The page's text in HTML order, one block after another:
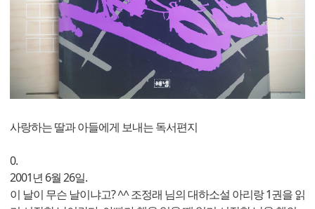
사랑하는 딸과 아들에게 보내는 독서편지
0.
2001년 6월 26일.
이 날이 무슨 날이냐고? ^^ 조정래 님의 대하소설 아리랑 1권을 읽